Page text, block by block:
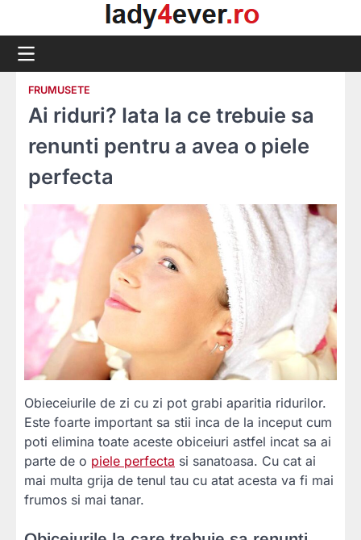
content
FRUMUSETE
Ai riduri? Iata la ce trebuie sa
renunti pentru a avea o piele
perfecta
Obieceiurile de zi cu zi pot grabi aparitia ridurilor.
Este foarte important sa stii inca de la inceput cum
poti elimina toate aceste obiceiuri astfel incat sa ai
parte de o piele perfecta si sanatoasa. Cu cat ai
mai multa grija de tenul tau cu atat acesta va fi mai
frumos si mai tanar.